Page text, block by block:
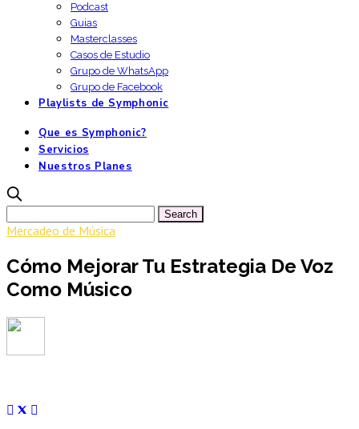
Podcast
Guias
Masterclasses
Casos de Estudio
Grupo de WhatsApp
Grupo de Facebook
Playlists de Symphonic
Que es Symphonic?
Servicios
Nuestros Planes
Mercadeo de Música
Cómo Mejorar Tu Estrategia De Voz
Como Músico